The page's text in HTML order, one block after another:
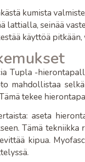
kumista
lattialla, seinää
käyttöä
Tupla -
mahdollistaa
tekee
aseta
Tämä
kipua.